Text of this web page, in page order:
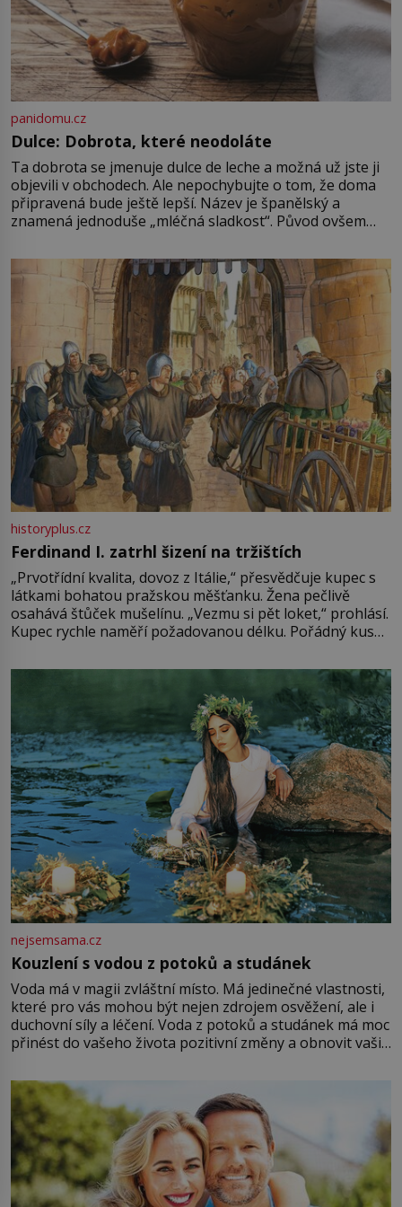
panidomu.cz
Dulce: Dobrota, které neodoláte
Ta dobrota se jmenuje dulce de leche a možná už jste ji
objevili v obchodech. Ale nepochybujte o tom, že doma
připravená bude ještě lepší. Název je španělský a
znamená jednoduše „mléčná sladkost“. Původ ovšem
pře hned několik latinskoamerických zemí a k tomu
Francie, kde se traduje,
historyplus.cz
Ferdinand I. zatrhl šizení na tržištích
„Prvotřídní kvalita, dovoz z Itálie,“ přesvědčuje kupec s
látkami bohatou pražskou měšťanku. Žena pečlivě
osahává štůček mušelínu. „Vezmu si pět loket,“ prohlásí.
Kupec rychle naměří požadovanou délku. Pořádný kus
milostpaní. Stačí jenom na sukni,“ zhodnotí švadlena
množství růžového mušelínu. „Ošidili vás, podívejte.“
Vezme do ruky dřevěnou
nejsemsama.cz
Kouzlení s vodou z potoků a studánek
Voda má v magii zvláštní místo. Má jedinečné vlastnosti,
které pro vás mohou být nejen zdrojem osvěžení, ale i
duchovní síly a léčení. Voda z potoků a studánek má moc
přinést do vašeho života pozitivní změny a obnovit vaši
můžete obohatit své rituály a přinést do svého života
větší harmonii a klid. Je důležité